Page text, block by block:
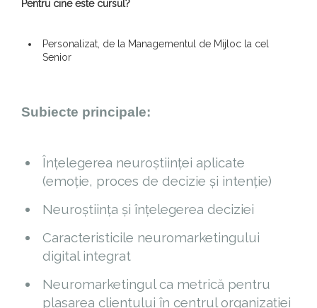
Pentru cine este cursul?
Personalizat, de la Managementul de Mijloc la cel
Senior
Subiecte principale:
Înțelegerea neuroștiinței aplicate
(emoție, proces de decizie și intenție)
Neuroștiința și înțelegerea deciziei
Caracteristicile neuromarketingului
digital integrat
Neuromarketingul ca metrică pentru
plasarea clientului în centrul organizației